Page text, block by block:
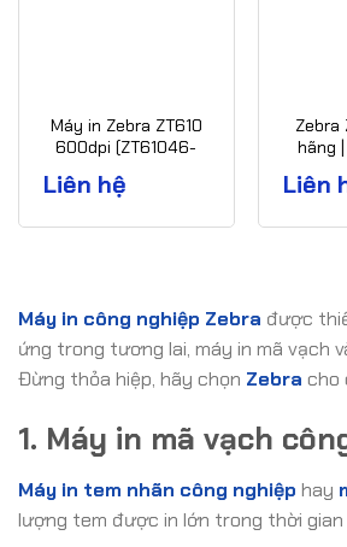
Máy in Zebra ZT610
600dpi (ZT61046-
label chính xác
Liên hệ
Zebra
hãng
Liên
Máy in công nghiệp Zebra được
ứng trong tương lai, máy in mã vạch
Đừng thỏa hiệp, hãy chọn Zebra cho
1. Máy in mã vạch
Máy in tem nhãn công nghiệp hay
lượng tem được in lớn trong thời